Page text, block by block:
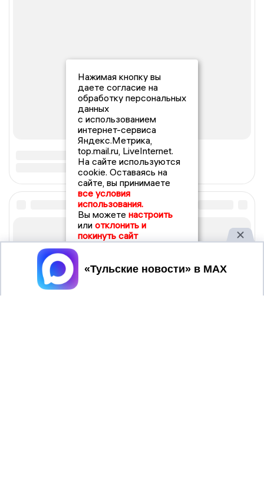
Нажимая кнопку вы
даете согласие на
обработку персональных
данных
с использованием
интернет-сервиса
Яндекс.Метрика,
top.mail.ru, LiveInternet.
На сайте используются
cookie. Оставаясь на
сайте, вы принимаете
все условия
использования.
Вы можете настроить
или отклонить и
покинуть сайт
Принять